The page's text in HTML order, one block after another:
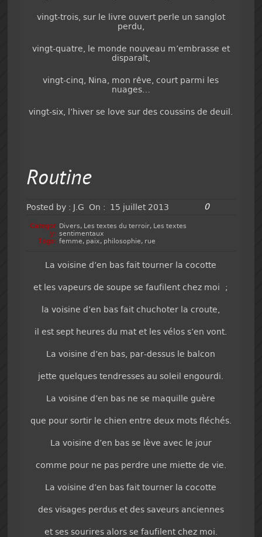
vingt-trois, sur le livre ouvert perle un sanglot
perdu,
vingt-quatre, le monde nouveau m’embrasse et
disparaît,
vingt-cinq, Nina, mon rêve, court parmi les
nuages…
vingt-six, l’hiver se love sur des coussins de deuil.
Routine
Posted by : J.G On : 15 juillet 2013 0
Categor
y:
Divers, Les textes du terroir, Les textes
sentimentaux
Tags: femme, paix, philosophie, rue
La voisine d’en bas fait tourner la cocotte
et les vapeurs de soupe se faufilent chez moi ;
la voisine d’en bas fait chuchoter la croute,
il est sept heures du mat et les vélos s’en vont.
La voisine d’en bas, par-dessus le balcon
jette quelques tendresses au soleil engourdi.
La voisine d’en bas ne se maquille guère
que pour sortir le chien entre deux mots fléchés.
La voisine d’en bas se lève avec le jour
comme pour ne pas perdre une miette de vie.
La voisine d’en bas fait tourner la cocotte
des visages perdus et des saveurs anciennes
et ses sourires alors se faufilent chez moi.